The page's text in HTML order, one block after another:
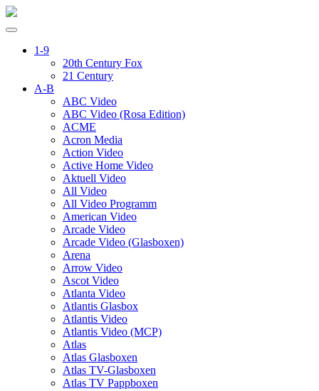
1-9
20th Century Fox
21 Century
A-B
ABC Video
ABC Video (Rosa Edition)
ACME
Acron Media
Action Video
Active Home Video
Aktuell Video
All Video
All Video Programm
American Video
Arcade Video
Arcade Video (Glasboxen)
Arena
Arrow Video
Ascot Video
Atlanta Video
Atlantis Glasbox
Atlantis Video
Atlantis Video (MCP)
Atlas
Atlas Glasboxen
Atlas TV-Glasboxen
Atlas TV Pappboxen